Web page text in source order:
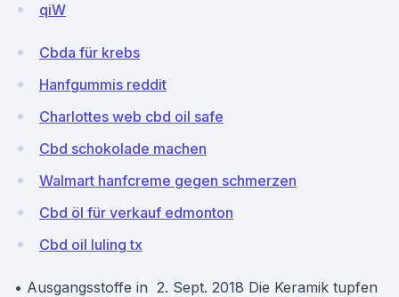
qiW
Cbda für krebs
Hanfgummis reddit
Charlottes web cbd oil safe
Cbd schokolade machen
Walmart hanfcreme gegen schmerzen
Cbd öl für verkauf edmonton
Cbd oil luling tx
• Ausgangsstoffe in 2. Sept. 2018 Die Keramik tupfen